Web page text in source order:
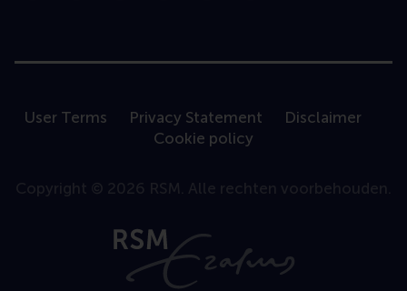
User Terms Privacy Statement
Disclaimer
Cookie policy